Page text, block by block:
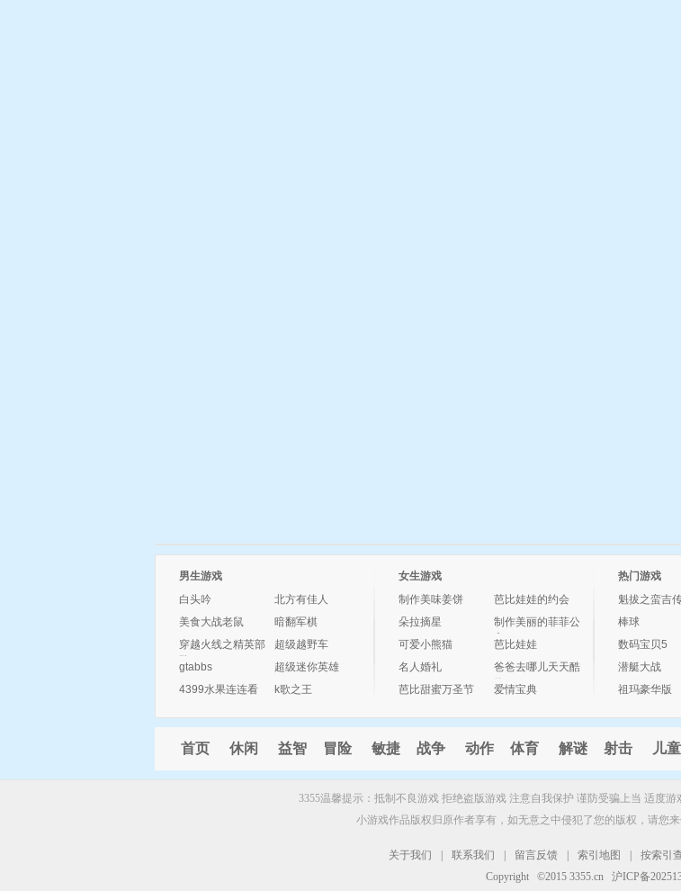
男生游戏
白头吟
北方有佳人
美食大战老鼠
暗翻军棋
穿越火线之精英部
队
超级越野车
gtabbs
超级迷你英雄
4399水果连连看
k歌之王
女生游戏
制作美味姜饼
芭比娃娃的约会
朵拉摘星
制作美丽的菲菲公
主
可爱小熊猫
芭比娃娃
名人婚礼
爸爸去哪儿天天酷
跑
芭比甜蜜万圣节 爱情宝典
热门游戏
魁拔之蛮吉
棒球
数码宝贝5
潜艇大战
祖玛豪华版
首页 休闲 益智 冒险 敏捷 战争 动作 体育 解谜 射击 儿童
3355温馨提示：抵制不良游戏 拒绝盗版游戏 注意自我保护 谨防受骗上当 适度
小游戏作品版权归原作者享有，如无意之中侵犯了您的版权，请您
关于我们 联系我们 留言反馈 索引地图 按索引
Copyright ©2015 3355.cn 沪ICP备